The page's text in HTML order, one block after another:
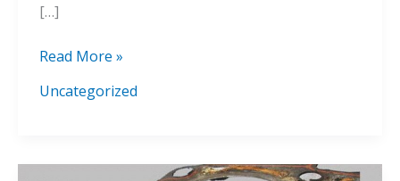
[…]
O
é
Read More »
Uncategorized